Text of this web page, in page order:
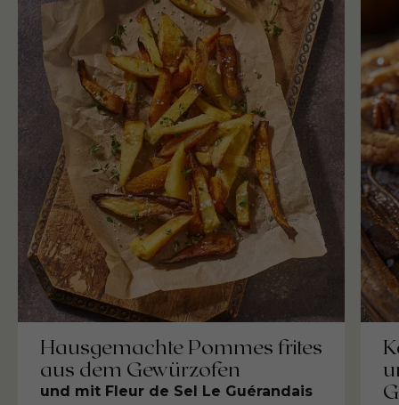
Hausgemachte Pommes frites
aus dem Gewürzofen
und mit Fleur de Sel Le Guérandais